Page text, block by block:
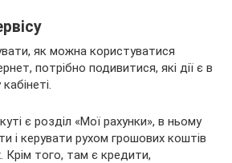
як можна користуватися
потрібно подивитися, які дії є в
є розділ «Мої рахунки», в ньому
і керувати рухом грошових коштів
Крім того, там є кредити,